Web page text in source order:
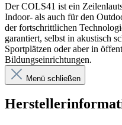
Der COLS41 ist ein
Indoor- als auch für den
der fortschrittlichen
garantiert, selbst in akustisch
Sportplätzen oder aber in
Bildungseinrichtungen.
Menü schließen